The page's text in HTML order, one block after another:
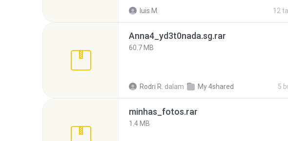
luis M. 12
Anna4_yd3t0nada.sg.rar
60.7 MB
Rodri R. dalam My 4shared 5
minhas_fotos.rar
1.4 MB